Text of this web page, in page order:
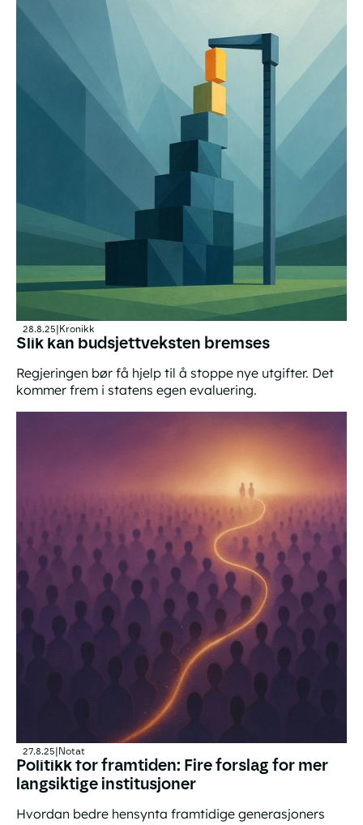
28.8.25|Kronikk
Slik kan budsjettveksten bremses
Regjeringen bør få hjelp til å stoppe nye utgifter. Det
kommer frem i statens egen evaluering.
27.8.25|Notat
Politikk for framtiden: Fire forslag for mer
langsiktige institusjoner
Hvordan bedre hensynta framtidige generasjoners